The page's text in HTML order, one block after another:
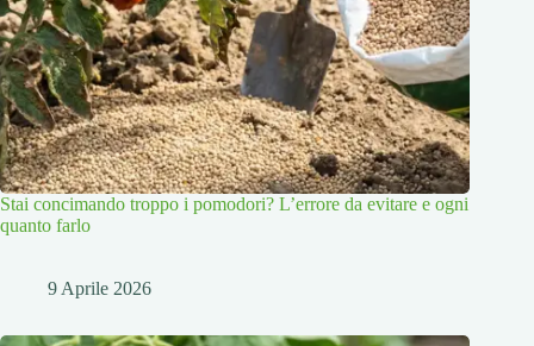
Stai concimando troppo i pomodori? L’errore da evitare e ogni
quanto farlo
9 Aprile 2026